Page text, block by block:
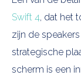
Swift 4, dat het
zijn de
strategische
scherm is een